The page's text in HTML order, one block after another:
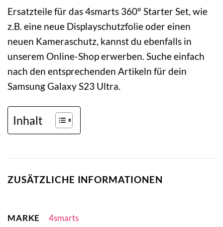
Ersatzteile für das 4smarts 360° Starter Set, wie
z.B. eine neue Displayschutzfolie oder einen
neuen Kameraschutz, kannst du ebenfalls in
unserem Online-Shop erwerben. Suche einfach
nach den entsprechenden Artikeln für dein
Samsung Galaxy S23 Ultra.
Inhalt
ZUSÄTZLICHE INFORMATIONEN
MARKE 4smarts